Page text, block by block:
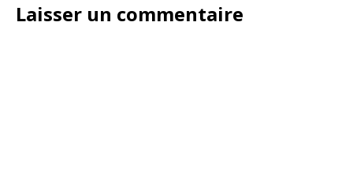
Laisser un commentaire